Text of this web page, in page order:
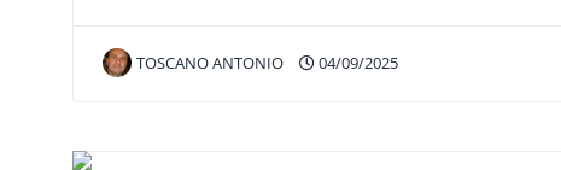
TOSCANO ANTONIO 04/09/2025